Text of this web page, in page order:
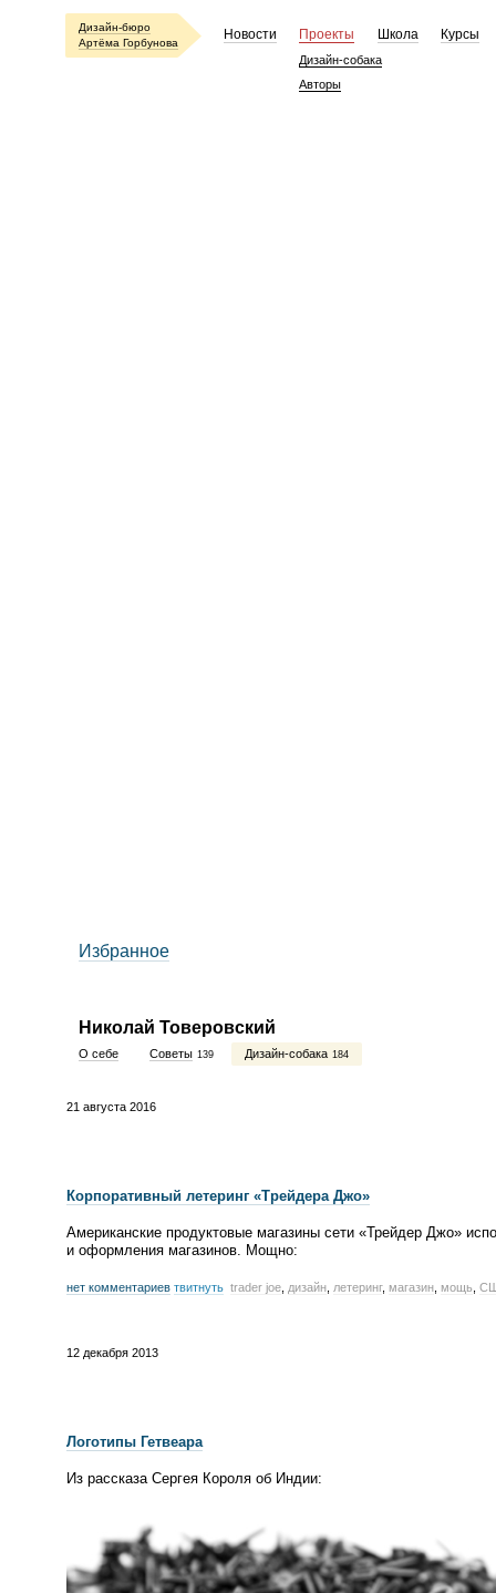
Дизайн-бюро
Артёма Горбунова
Новости Проекты
Дизайн-собака
Авторы
Школа Курсы
Избранное
Николай Товеровский
О себе Советы 139 Дизайн-собака 184
21 августа 2016
Корпоративный летеринг «Трейдера Джо»
Американские продуктовые магазины сети «Трейдер Джо»
и оформления магазинов. Мощно:
нет комментариев твитнуть trader joe дизайн летеринг, магазин мощь
12 декабря 2013
Логотипы Гетвеара
Из рассказа Сергея Короля об Индии: